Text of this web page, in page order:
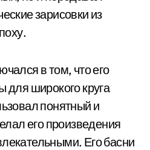
зарисовки из
в том, что его
для широкого круга
понятный и
его произведения
Его басни